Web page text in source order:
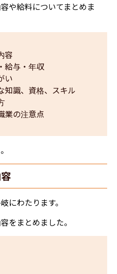
や給料についてまとめま
容
給与・年収
い
知識、資格、スキル
業の注意点
にわたります。
をまとめました。